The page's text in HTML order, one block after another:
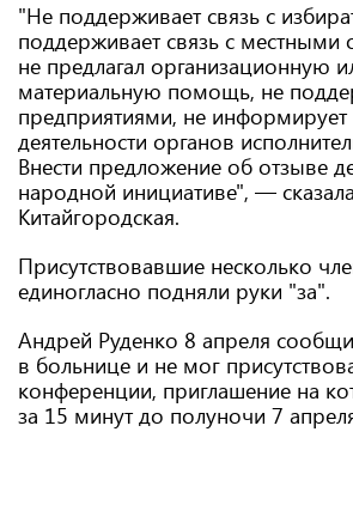
"Не поддерживает связь с
поддерживает связь с местными
не предлагал организационную
материальную помощь, не
предприятиями, не информирует
деятельности органов
Внести предложение об отзыве
народной инициативе", — сказала
Китайгородская.
Присутствовавшие несколько
единогласно подняли руки "за".
Андрей Руденко 8 апреля
в больнице и не мог
конференции, приглашение на
за 15 минут до полуночи 7